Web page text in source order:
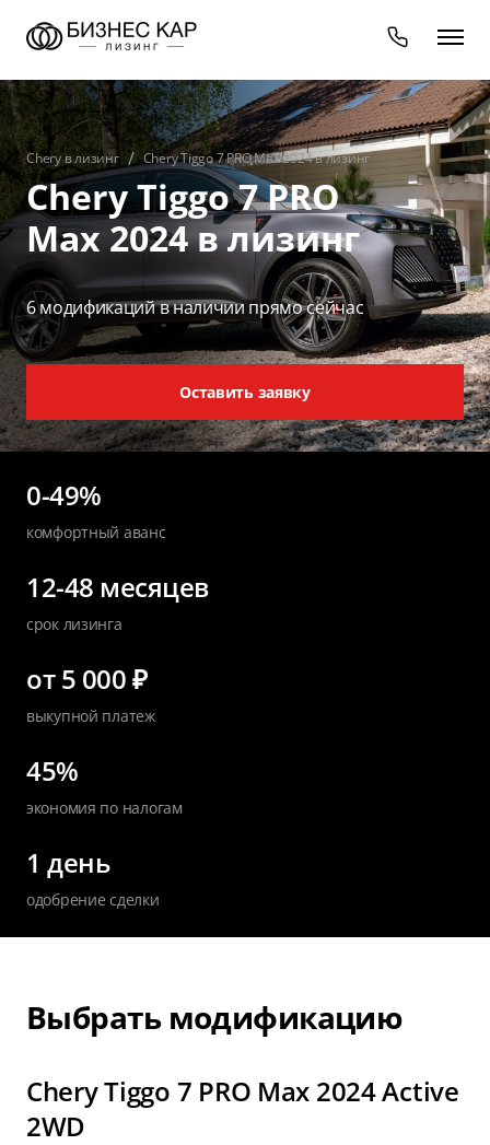
Chery в лизинг Chery Tiggo 7 PRO Max 2024 в лизинг
Chery Tiggo 7 PRO
Max 2024 в лизинг
6 модификаций в наличии прямо сейчас
Оставить заявку
0-49%
комфортный аванс
12-48 месяцев
срок лизинга
от 5 000 ₽
выкупной платеж
45%
экономия по налогам
1 день
одобрение сделки
Выбрать модификацию
Chery Tiggo 7 PRO Max 2024 Active
2WD